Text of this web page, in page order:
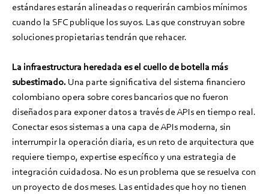
estándares estarán alineadas o requerirán cambios mínimos
cuando la SFC publique los suyos. Las que construyan sobre
soluciones propietarias tendrán que rehacer.
La infraestructura heredada es el cuello de botella más
subestimado. Una parte significativa del sistema financiero
colombiano opera sobre cores bancarios que no fueron
diseñados para exponer datos a través de APIs en tiempo real.
Conectar esos sistemas a una capa de APIs moderna, sin
interrumpir la operación diaria, es un reto de arquitectura que
requiere tiempo, expertise específico y una estrategia de
integración cuidadosa. No es un problema que se resuelva con
un proyecto de dos meses. Las entidades que hoy no tienen